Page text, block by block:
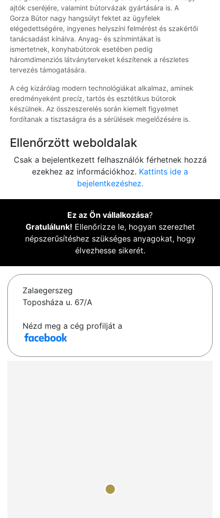
ajtók cseréjére, valamint bútorvázak gyártására is. A
Gorza Bútor nagy hangsúlyt fektet az ügyfelek
elégedettségére, ingyenes helyszíni felmérést és szakértői
tanácsadást kínálva. Anyag- és színmintákat is
ismertetnek, konyhabútorok esetében pedig
háromdimenziós látványterveket készítenek a részletes
tervezés támogatására.
A cég kizárólag modern technológiákat alkalmaz, aminek
eredményeként precíz, tartós és esztétikus bútorok
készülnek. Az összeszerelés során kiemelt figyelmet
fordítanak a tisztaságra és a sérülések megelőzésére is.
Ellenőrzött weboldalak
Csak a bejelentkezett felhasználók férhetnek hozzá
ezekhez az információkhoz. Kattints ide a
bejelentkezéshez.
Ez az Ön vállalkozása?
Gratulálunk! Ellenőrizze le, hogyan szerezhet
népszerűsítéshez szükséges anyagokat, hogy
élvezhesse sikerét.
Zalaegerszeg
Toposháza u. 67/A
Nézd meg a cég profilját a